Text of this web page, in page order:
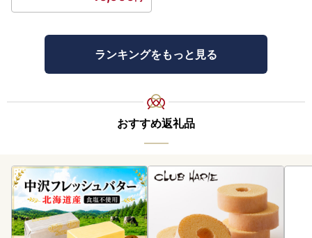
ランキングをもっと見る
おすすめ返礼品